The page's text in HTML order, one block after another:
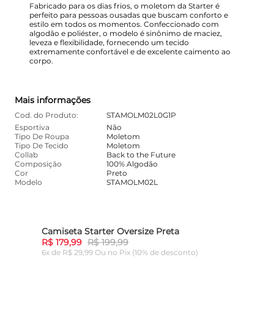
Fabricado para os dias frios, o moletom da Starter é
perfeito para pessoas ousadas que buscam conforto e
estilo em todos os momentos. Confeccionado com
algodão e poliéster, o modelo é sinônimo de maciez,
leveza e flexibilidade, fornecendo um tecido
extremamente confortável e de excelente caimento ao
corpo.
Mais informações
Cod. do Produto:
STAMOLM02L0G1P
Esportiva
Não
Tipo De Roupa
Moletom
Tipo De Tecido
Moletom
Collab
Back to the Future
Composição
100% Algodão
Cor
Preto
Modelo
STAMOLM02L
Camiseta Starter Oversize Preta
R$ 179,99 R$ 199,99
6x de R$ 29,99 Ou no Pix (10% de desconto)